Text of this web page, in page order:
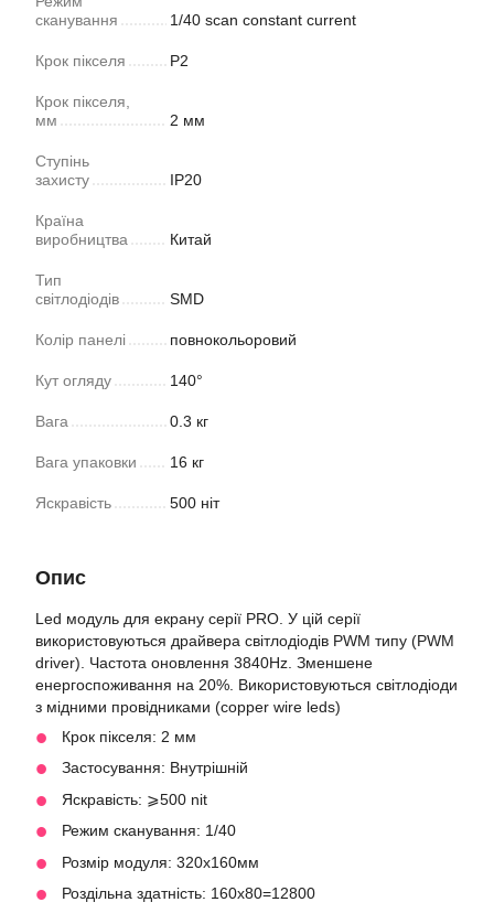
сканування
1/40 scan constant current
Крок пікселя P2
Крок пікселя,
мм
2 мм
Ступінь
захисту
IP20
Країна
виробництва
Китай
Тип
світлодіодів
SMD
Колір панелі повнокольоровий
Кут огляду 140°
Вага 0.3 кг
Вага упаковки 16 кг
Яскравість 500 ніт
Опис
Led модуль для екрану серії PRO. У цій серії
використовуються драйвера світлодіодів PWM типу (PWM
driver). Частота оновлення 3840Hz. Зменшене
енергоспоживання на 20%. Використовуються світлодіоди
з мідними провідниками (copper wire leds)
Крок пікселя: 2 мм
Застосування: Внутрішній
Яскравість: ⩾500 nit
Режим сканування: 1/40
Розмір модуля: 320х160мм
Роздільна здатність: 160х80=12800